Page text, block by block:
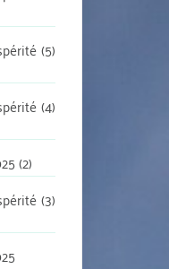
(5)
(4)
(2)
(3)